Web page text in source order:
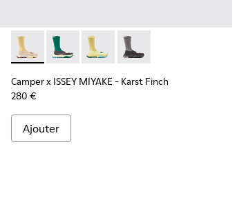
Camper x ISSEY MIYAKE - Karst Finch -
Camper x ISSEY MIYAKE - Karst Finch -
Camper x ISSEY MIYAKE - Karst
Camper x ISSEY MIYAKE
Camper x ISSEY MIYAKE - Karst Finch
280 €
Ajouter